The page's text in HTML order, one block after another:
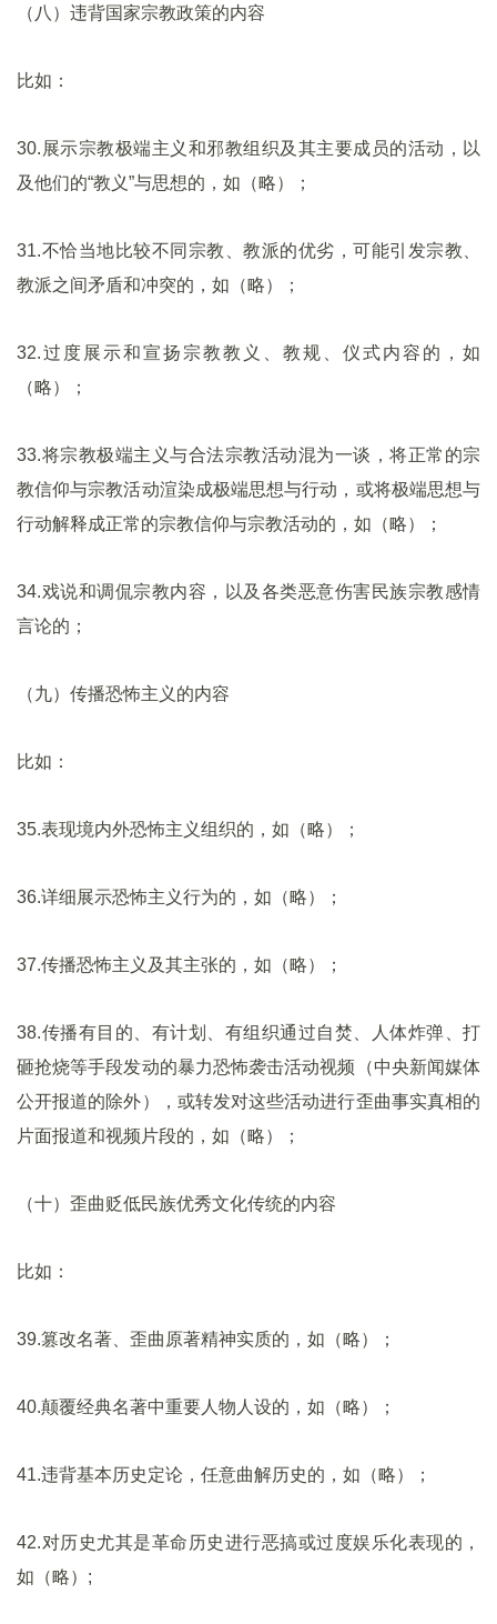
（八）违背国家宗教政策的内容
比如：
30.展示宗教极端主义和邪教组织及其主要成员的活动，以
及他们的“教义”与思想的，如（略）；
31.不恰当地比较不同宗教、教派的优劣，可能引发宗教、
教派之间矛盾和冲突的，如（略）；
32.过度展示和宣扬宗教教义、教规、仪式内容的，如
（略）；
33.将宗教极端主义与合法宗教活动混为一谈，将正常的宗
教信仰与宗教活动渲染成极端思想与行动，或将极端思想与
行动解释成正常的宗教信仰与宗教活动的，如（略）；
34.戏说和调侃宗教内容，以及各类恶意伤害民族宗教感情
言论的；
（九）传播恐怖主义的内容
比如：
35.表现境内外恐怖主义组织的，如（略）；
36.详细展示恐怖主义行为的，如（略）；
37.传播恐怖主义及其主张的，如（略）；
38.传播有目的、有计划、有组织通过自焚、人体炸弹、打
砸抢烧等手段发动的暴力恐怖袭击活动视频（中央新闻媒体
公开报道的除外），或转发对这些活动进行歪曲事实真相的
片面报道和视频片段的，如（略）；
（十）歪曲贬低民族优秀文化传统的内容
比如：
39.篡改名著、歪曲原著精神实质的，如（略）；
40.颠覆经典名著中重要人物人设的，如（略）；
41.违背基本历史定论，任意曲解历史的，如（略）；
42.对历史尤其是革命历史进行恶搞或过度娱乐化表现的，
如（略）;